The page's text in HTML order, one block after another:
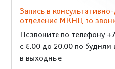
Запись в
отделение МКНЦ по
Позвоните по телефону
с 8:00 до 20:00 по будням
в выходные